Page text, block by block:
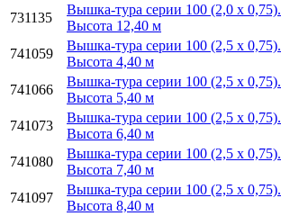
731135
Вышка-тура серии 100 (2,0 х 0,75).
Высота 12,40 м
741059
Вышка-тура серии 100 (2,5 х 0,75).
Высота 4,40 м
741066
Вышка-тура серии 100 (2,5 х 0,75).
Высота 5,40 м
741073
Вышка-тура серии 100 (2,5 х 0,75).
Высота 6,40 м
741080
Вышка-тура серии 100 (2,5 х 0,75).
Высота 7,40 м
741097
Вышка-тура серии 100 (2,5 х 0,75).
Высота 8,40 м